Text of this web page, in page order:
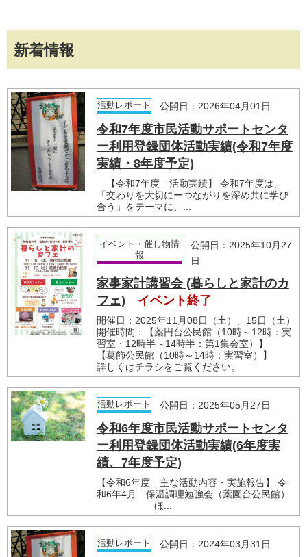
新着情報
活動レポート 公開日：2026年04月01日
令和7年度市民活動サポートセンタ
ー利用登録団体活動実績(令和7年度
実績・8年度予定)
【令和7年度 活動実績】 令和7年度は、
「交わりを大切にーつながりを深め共に学び
合う」をテーマに、...
イベント・催し物情
報
公開日：2025年10月27
日
家事家計講習会 (暮らしと家計のカ
フェ)
イベント終了
開催日：2025年11月08日（土）、15日（土）
開催時間：【薬円台公民館（10時～12時：実
習室・12時半～14時半：第1集会室）】
【葛飾公民館（10時～14時：実習室）】
詳しくはチラシをご覧ください。
活動レポート 公開日：2025年05月27日
令和6年度市民活動サポートセンタ
ー利用登録団体活動実績(6年度実
績、7年度予定)
【令和6年度 主な活動内容・実施報告】 令
和6年4月 保温調理勉強会（薬園台公民館）
ほ...
活動レポート 公開日：2024年03月31日